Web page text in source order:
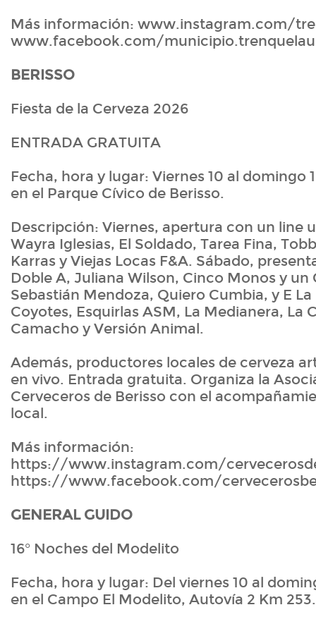
Más información: www.instagram.com/
www.facebook.com/
BERISSO
Fiesta de la Cerveza 2026
ENTRADA GRATUITA
Fecha, hora y lugar: Viernes 10 al domingo
en el Parque Cívico de Berisso.
Descripción: Viernes, apertura con un line
Wayra Iglesias, El Soldado, Tarea Fina,
Karras y Viejas Locas F&A. Sábado,
Doble A, Juliana Wilson, Cinco Monos y un
Sebastián Mendoza, Quiero Cumbia, y E
Coyotes, Esquirlas ASM, La Medianera, La
Camacho y Versión Animal.
Además, productores locales de cerveza
en vivo. Entrada gratuita. Organiza la
Cerveceros de Berisso con el
local.
Más información:
https://www.instagram.com/
https://www.facebook.com/
GENERAL GUIDO
16° Noches del Modelito
Fecha, hora y lugar: Del viernes 10 al
en el Campo El Modelito, Autovía 2 Km 253.